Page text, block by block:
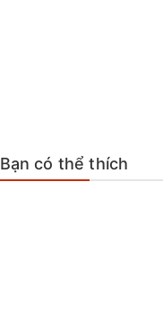
Bạn có thể thích